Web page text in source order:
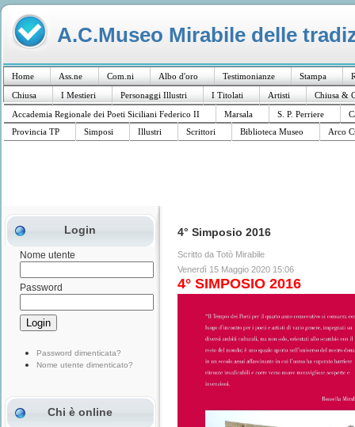
A.C.Museo Mirabile delle
Home Ass.ne Com.ni Albo d'oro Testimonianze Stampa
Chiusa
I Mestieri Personaggi Illustri I Titolati Artisti
Chiusa &
Accademia Regionale dei Poeti Siciliani Federico II
Marsala S. P. Perriere
Provincia TP
Simposi Illustri Scrittori Biblioteca Museo Arco
Login
Nome utente
Password
Password dimenticata?
Nome utente dimenticato?
Chi è online
4° Simposio 2016
Scritto da Totò Mirabile
Venerdì 15 Maggio 2020 15:06
4° SIMPOSIO 2016